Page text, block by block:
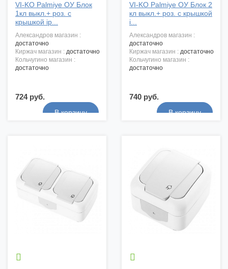
VI-KO Palmiye ОУ Блок
1кл выкл.+ роз. с
крышкой ip...
александров магазин :
достаточно
киржач магазин : достаточно
кольчугино магазин :
достаточно
724 руб.
VI-KO Palmiye ОУ Блок 2
кл выкл.+ роз. с крышкой
i...
александров магазин :
достаточно
киржач магазин : достаточно
кольчугино магазин :
достаточно
740 руб.
 